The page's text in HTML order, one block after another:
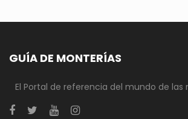
GUÍA DE MONTERÍAS
El Portal de referencia del mundo de las